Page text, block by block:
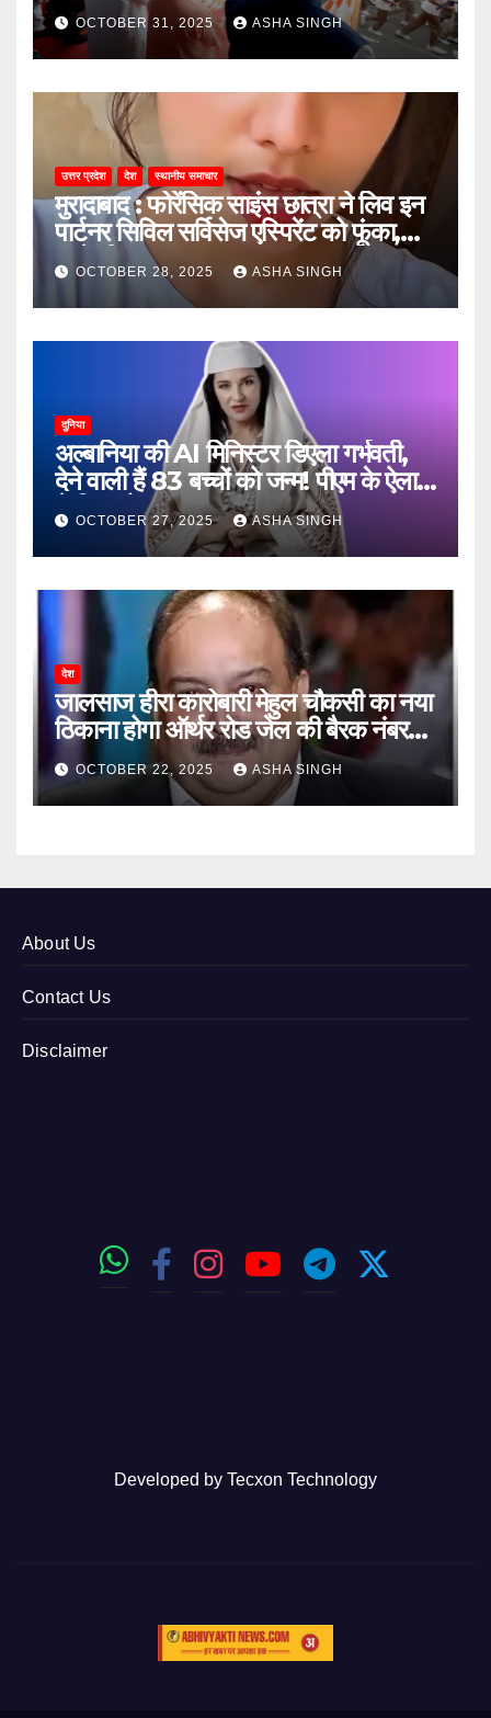
OCTOBER 31, 2025 ASHA SINGH
उत्तर प्रदेश देश स्थानीय समाचार
मुरादाबाद : फोरेंसिक साइंस छात्रा ने लिव इन
पार्टनर सिविल सर्विसेज एस्पिरेंट को फूंका,
जानें, फिर क्या हुआ…
OCTOBER 28, 2025 ASHA SINGH
दुनिया
अल्बानिया की AI मिनिस्‍टर डिएला गर्भवती,
देने वाली हैं 83 बच्चों को जन्‍म! पीएम के ऐलान
ने किया हैरान
OCTOBER 27, 2025 ASHA SINGH
देश
जालसाज हीरा कारोबारी मेहुल चौकसी का नया
ठिकाना होगा ऑर्थर रोड जेल की बैरक नंबर
12OCTOBER 22, 2025 ASHA SINGH
About Us
Contact Us
Disclaimer
Developed by Tecxon Technology